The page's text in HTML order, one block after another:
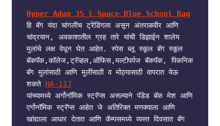
Hyper Adam 35 l Space Blue School Bag
हि बॅग यंदा चांगलीच ट्रेंडिंगला असून अंतराळवीर आणि
चांद्रयान, अवकाशातील ग्रह तारे यांची डिझाईन शालेय
मुलांचे लक्ष वेधून घेत आहेत. स्पेस ब्लू स्कूल बॅग स्कूल
बॅकपॅक,कॉलेज,ट्रॅव्हल,ऑफिस,मल्टीपर्पज बॅकपॅक, पिकनिक
बॅग मुलांसाठी आणि मुलींसाठी व मोठ्यासाठी वापरात येऊ
शकते HA-117
यांच्यामध्ये अर्गोनॉमिक स्ट्रॅप्स असल्याने पॅडेड बॅक मेश आणि
एर्गोनॉमिक स्ट्रॅप्स आहेत जे अतिरिक्त मणक्याला आणि
खांद्याला आधार देतात आणि कॅम्पसमध्ये व्यस्त दिवसात बॅग